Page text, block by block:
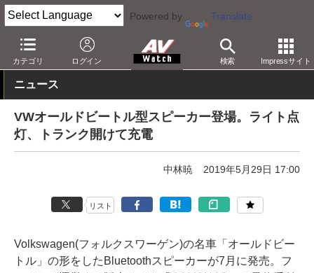
Powered by Translate
カテゴリ ログイン 検索 Impressサイト
AV Watch 製品 Bluetoothスピーカー
ニュース
VWオールドビートル型スピーカー登場。ライト点
灯、トランク開けて充電
中林暁 2019年5月29日 17:00
リスト
Volkswagen(フォルクスワーゲン)の名車「オールドビー
トル」の形をしたBluetoothスピーカーが7月に発売。フ